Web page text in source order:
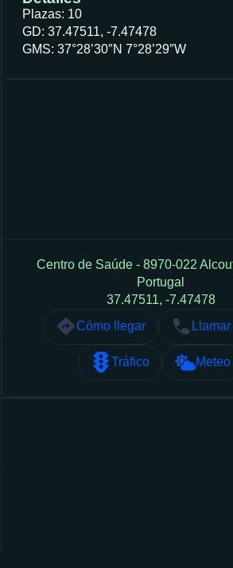
Plazas: 10
GD: 37.47511, -7.47478
GMS: 37°28’30″N 7°28’29″W
Centro de Saúde - 8970-022
Portugal
37.47511, -7.47478
Cómo llegar
Tráfico Meteo